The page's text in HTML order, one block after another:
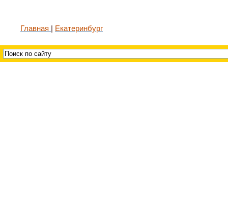
Главная Екатеринбург